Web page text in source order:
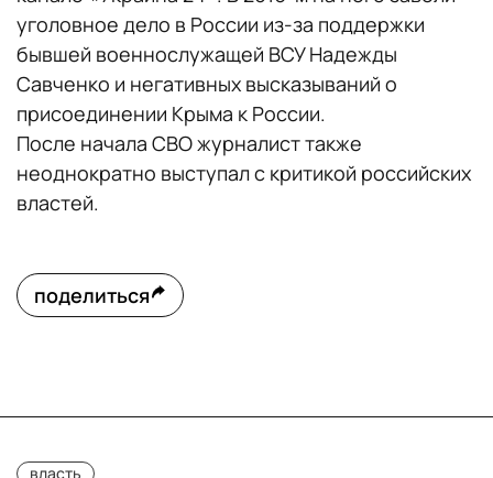
уголовное дело в России из-за поддержки
бывшей военнослужащей ВСУ Надежды
Савченко и негативных высказываний о
присоединении Крыма к России.
После начала СВО журналист также
неоднократно выступал с критикой российских
властей.
поделиться
власть